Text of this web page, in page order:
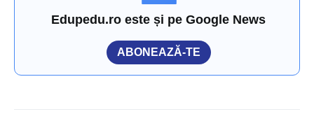
Edupedu.ro este și pe Google News
ABONEAZĂ-TE